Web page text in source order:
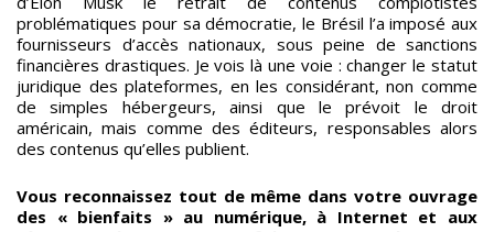
problématiques pour sa démocratie, le Brésil l’a imposé aux
fournisseurs d’accès nationaux, sous peine de sanctions
financières drastiques. Je vois là une voie : changer le statut
juridique des plateformes, en les considérant, non comme
de simples hébergeurs, ainsi que le prévoit le droit
américain, mais comme des éditeurs, responsables alors
des contenus qu’elles publient.
Vous reconnaissez tout de même dans votre ouvrage
des « bienfaits » au numérique, à Internet et aux